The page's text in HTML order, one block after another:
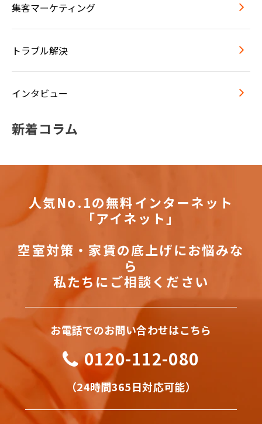
集客マーケティング
トラブル解決
インタビュー
新着コラム
人気No.1の無料インターネット
「アイネット」
空室対策・家賃の底上げにお悩みな
ら
私たちにご相談ください
お電話でのお問い合わせはこちら
0120-112-080
（24時間365日対応可能）